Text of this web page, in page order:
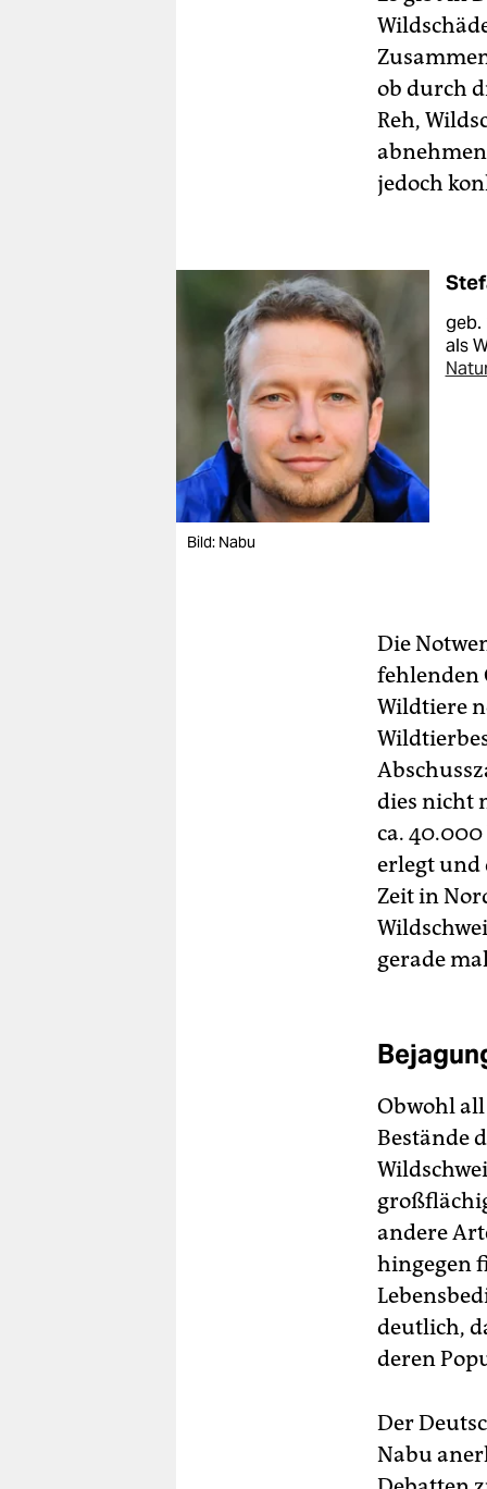
ob durch
Reh,
jedoch
Bild: Nabu
geb.
als
Die
fehlenden
Wildtiere
dies nicht
ca.
erlegt und
Zeit in
gerade
Obwohl
Bestände
andere
hingegen
deutlich,
deren
Der
Nabu